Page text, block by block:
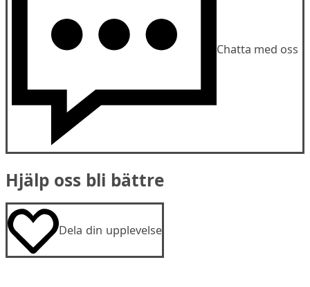
Chatta med oss
Hjälp oss bli bättre
Dela din upplevelse